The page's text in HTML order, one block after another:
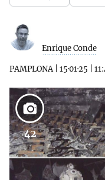
Enrique Conde
PAMPLONA| 15·01·25
42